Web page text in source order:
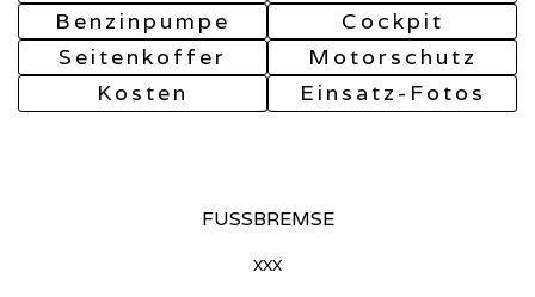
Benzinpumpe
Cockpit
Seitenkoffer
Motorschutz
Kosten
Einsatz-Fotos
FUSSBREMSE
xxx